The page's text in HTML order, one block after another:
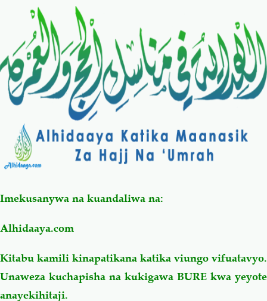
Salaf Wa Ummah Firaq-Makundi
Fiqh-Ibaadah Duaa-Adhkaar
Fataawa Za Ulamaa Kauli Za Salaf
Akhlaaq-Aadaab Raqaaiq
Familia-Jamii
Imekusanywa na kuandaliwa na:
Alhidaaya.com
Kitabu kamili kinapatikana katika viungo vifuatavyo.
Unaweza kuchapisha na kukigawa BURE kwa yeyote
anayekihitaji.